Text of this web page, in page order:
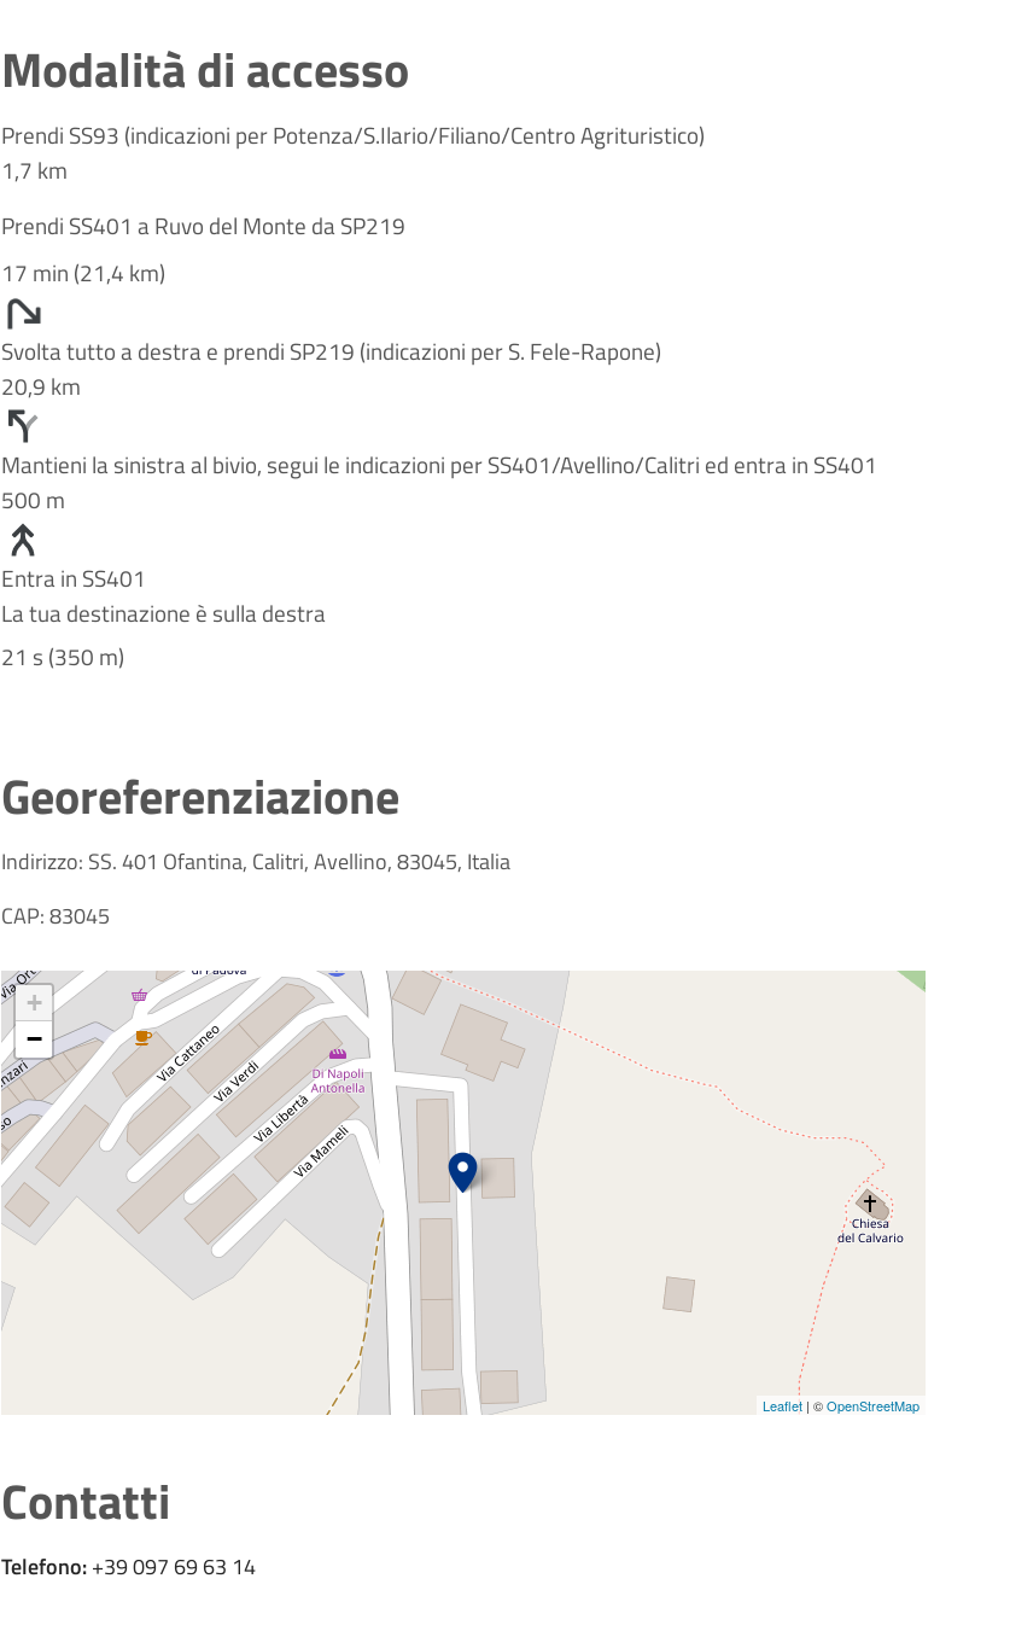
Modalità di accesso
Prendi SS93 (indicazioni per Potenza/S.Ilario/Filiano/Centro Agrituristico)
1,7 km
Prendi SS401 a Ruvo del Monte da SP219
17 min (21,4 km)
Svolta tutto a destra e prendi SP219 (indicazioni per S. Fele-Rapone)
20,9 km
Mantieni la sinistra al bivio, segui le indicazioni per SS401/Avellino/Calitri ed entra in SS401
500 m
Entra in SS401
La tua destinazione è sulla destra
21 s (350 m)
Georeferenziazione
Indirizzo: SS. 401 Ofantina, Calitri, Avellino, 83045, Italia
CAP: 83045
+
−
Leaflet| ©OpenStreetMap
Contatti
Telefono:+39 097 69 63 14